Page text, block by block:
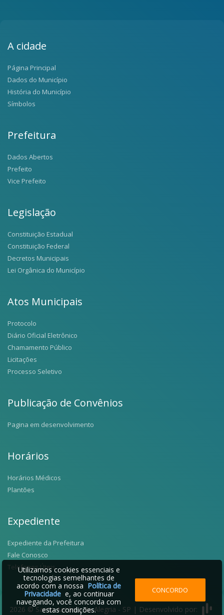
A cidade
Página Principal
Dados do Município
História do Município
Símbolos
Prefeitura
Dados Abertos
Prefeito
Vice Prefeito
Legislação
Constituição Estadual
Constituição Federal
Decretos Municipais
Lei Orgânica do Município
Atos Municipais
Protocolo
Diário Oficial Eletrônico
Chamamento Público
Licitações
Processo Seletivo
Publicação de Convênios
Pagina em desenvolvimento
Horários
Horários Médicos
Plantões
Expediente
Expediente da Prefeitura
Fale Conosco
Telefones Úteis
2026 © Santo Antônio da Alegria - SP | Desenvolvido por:
Utilizamos cookies essenciais e
tecnologias semelhantes de
acordo com a nossa Política de
Privacidadee, ao continuar
navegando, você concorda com
estas condições.
CONCORDO